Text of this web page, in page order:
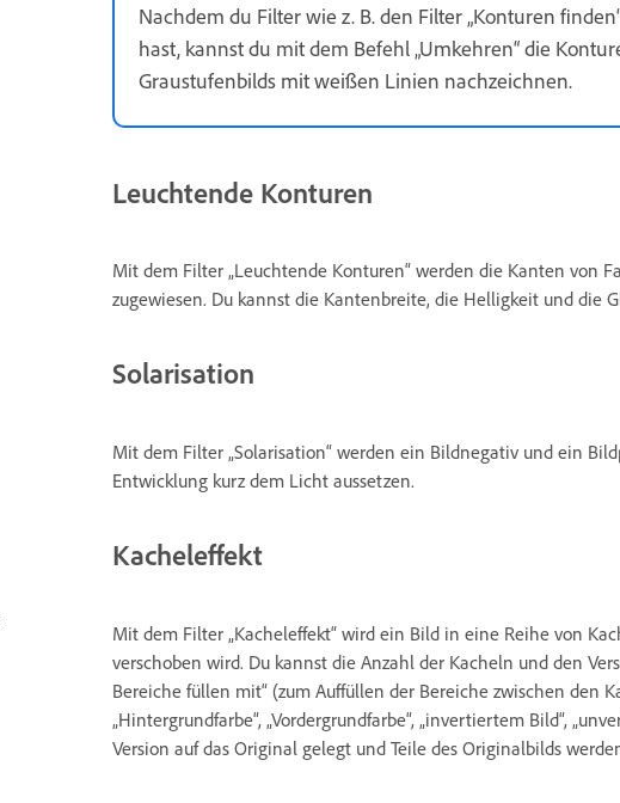
Nachdem du Filter wie z. B. den Filter „Konturen
hast, kannst du mit dem Befehl „Umkehren“ die
Graustufenbilds mit weißen Linien nachzeichnen.
Leuchtende Konturen
Mit dem Filter „Leuchtende Konturen“ werden die Kanten von
zugewiesen. Du kannst die Kantenbreite, die Helligkeit und die
Solarisation
Mit dem Filter „Solarisation“ werden ein Bildnegativ und ein
Entwicklung kurz dem Licht aussetzen.
Kacheleffekt
Mit dem Filter „Kacheleffekt“ wird ein Bild in eine Reihe von
verschoben wird. Du kannst die Anzahl der Kacheln und den
Bereiche füllen mit“ (zum Auffüllen der Bereiche zwischen den
„Hintergrundfarbe“, „Vordergrundfarbe“, „invertiertem Bild“,
Version auf das Original gelegt und Teile des Originalbilds